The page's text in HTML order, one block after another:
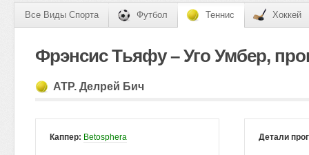
Все Виды Спорта Футбол Теннис Хоккей
Фрэнсис Тьяфу – Уго Умбер,
ATP. Делрей Бич
Каппер: Betosphera Детали